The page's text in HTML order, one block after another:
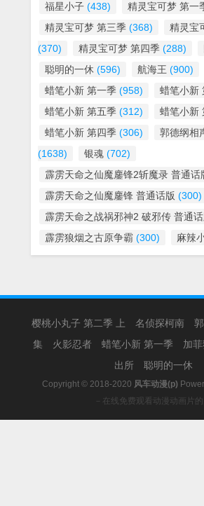
福星小子 (438) 精灵宝可梦 第一
精灵宝可梦 第三季 (368)
精灵宝
(370)
精灵宝可梦 第四季 (288)
聪明的一休 (596) 航海王 (900)
蜡笔小新 第一季 (958) 蜡笔小新
蜡笔小新 第五季 (312) 蜡笔小新
蜡笔小新 第四季 (306)
郭德纲相
(1638)
银魂 (702)
霹雳天命之仙魔鏖锋2斩魔录 普通话
霹雳天命之仙魔鏖锋 普通话版 (300)
霹雳天命之战祸邪神2 破邪传 普通
霹雳狼烟之古原争霸 (300) 麻辣
樱桃小丸子 第二季 上 名侦探柯南
集
火影忍者 蜡笔小新 第一季 加
出所
聪明的一休
Copyright © 2018-2020 风车动漫(p)
－在线免费观看动漫动画片的